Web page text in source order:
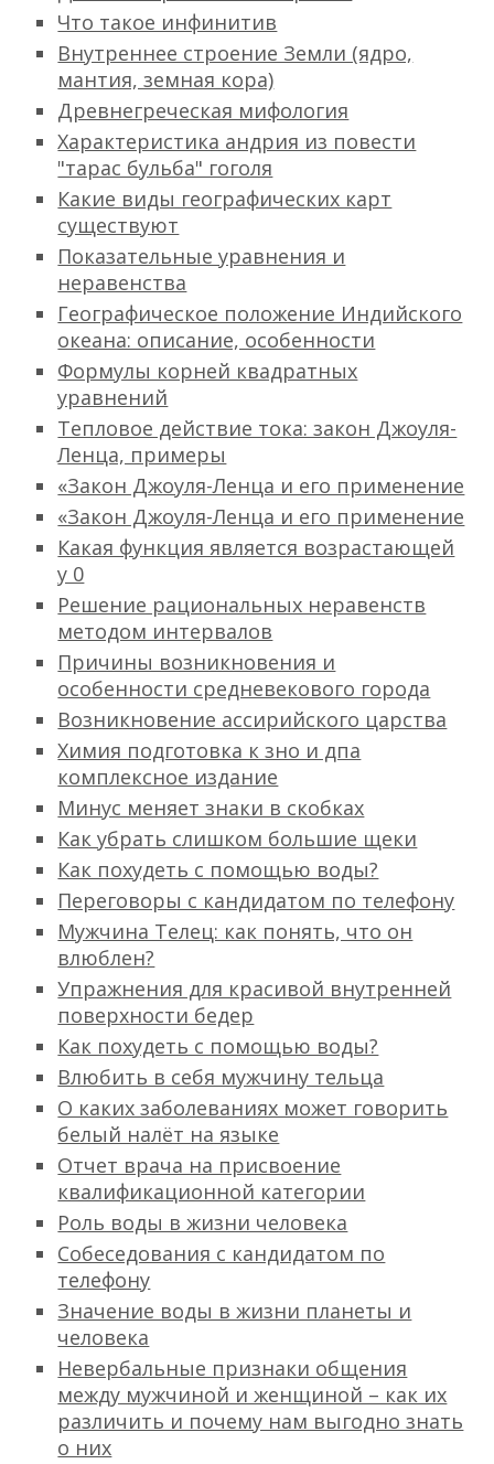
Что такое инфинитив
Внутреннее строение Земли (ядро,
мантия, земная кора)
Древнегреческая мифология
Характеристика андрия из повести
"тарас бульба" гоголя
Какие виды географических карт
существуют
Показательные уравнения и
неравенства
Географическое положение Индийского
океана: описание, особенности
Формулы корней квадратных
уравнений
Тепловое действие тока: закон Джоуля-
Ленца, примеры
«Закон Джоуля-Ленца и его применение
«Закон Джоуля-Ленца и его применение
Какая функция является возрастающей
y 0
Решение рациональных неравенств
методом интервалов
Причины возникновения и
особенности средневекового города
Возникновение ассирийского царства
Химия подготовка к зно и дпа
комплексное издание
Минус меняет знаки в скобках
Как убрать слишком большие щеки
Как похудеть с помощью воды?
Переговоры с кандидатом по телефону
Мужчина Телец: как понять, что он
влюблен?
Упражнения для красивой внутренней
поверхности бедер
Как похудеть с помощью воды?
Влюбить в себя мужчину тельца
О каких заболеваниях может говорить
белый налёт на языке
Отчет врача на присвоение
квалификационной категории
Роль воды в жизни человека
Собеседования с кандидатом по
телефону
Значение воды в жизни планеты и
человека
Невербальные признаки общения
между мужчиной и женщиной – как их
различить и почему нам выгодно знать
о них